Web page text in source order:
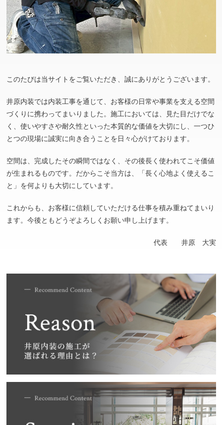
このたびは当サイトをご覧いただき、誠にありがとうございます。
井原内装では内装工事を通じて、お客様の日常や事業を支える空間
づくりに携わってまいりました。施工においては、見た目だけでな
く、使いやすさや耐久性といった本質的な価値を大切にし、一つひ
とつの現場に誠実に向き合うことを日々心がけております。
空間は、完成したその瞬間ではなく、その後長く使われてこそ価値
が生まれるものです。だからこそ当方は、「長く心地よく使えるこ
と」を何よりも大切にしています。
これからも、お客様に信頼していただける仕事を積み重ねてまいり
ます。今後ともどうぞよろしくお願い申し上げます。
代表 井原 大実